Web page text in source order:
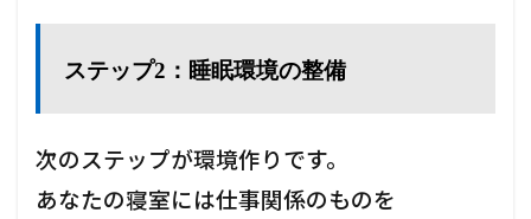
ステップ2：睡眠環境の整備
次のステップが環境作りです。
あなたの寝室には仕事関係のものを